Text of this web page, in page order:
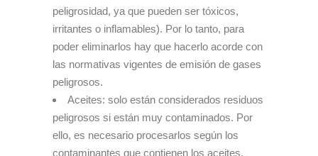
peligrosidad, ya que pueden ser tóxicos,
irritantes o inflamables). Por lo tanto, para
poder eliminarlos hay que hacerlo acorde con
las normativas vigentes de emisión de gases
peligrosos.
Aceites: solo están considerados residuos
peligrosos si están muy contaminados. Por
ello, es necesario procesarlos según los
contaminantes que contienen los aceites.